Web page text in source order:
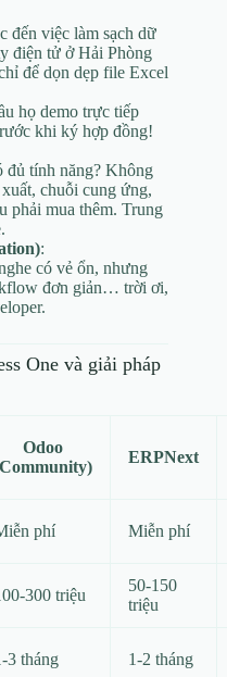
đến việc làm sạch dữ
điện tử ở Hải Phòng
để dọn dẹp file Excel
họ demo trực tiếp
khi ký hợp đồng!
đủ tính năng? Không
chuỗi cung ứng,
phải mua thêm. Trung
:
có vẻ ổn, nhưng
đơn giản… trời ơi,
One và giải pháp
Odoo
ERPNext
phí Miễn phí
300 triệu
50-150
triệu
3 tháng 1-2 tháng